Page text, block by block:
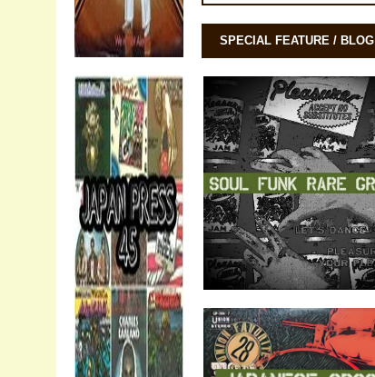
SPECIAL FEATURE / BLOG